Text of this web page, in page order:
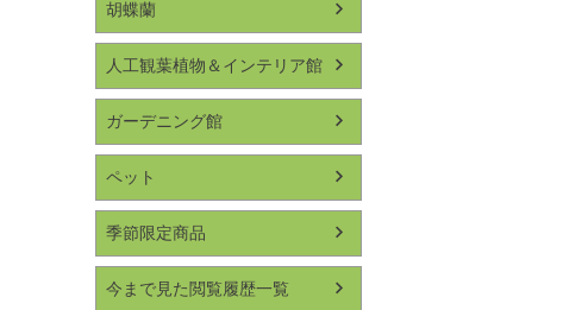
胡蝶蘭
人工観葉植物＆インテリア館
ガーデニング館
ペット
季節限定商品
今まで見た閲覧履歴一覧